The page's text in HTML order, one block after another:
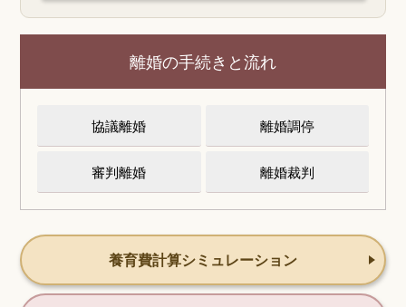
離婚の手続きと流れ
協議離婚 離婚調停
審判離婚 離婚裁判
養育費計算シミュレーション